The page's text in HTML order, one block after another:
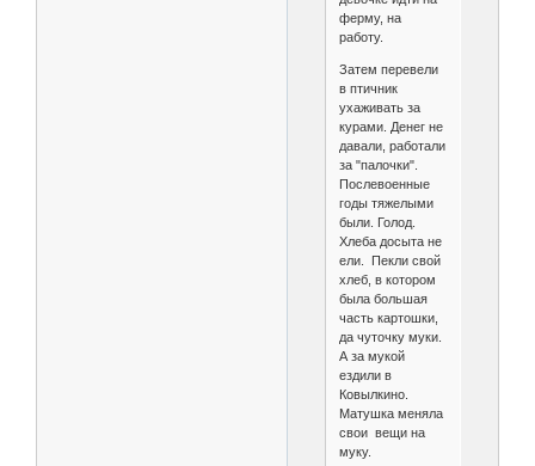
ферму, на
работу.
Затем перевели
в птичник
ухаживать за
курами. Денег не
давали, работали
за "палочки".
Послевоенные
годы тяжелыми
были. Голод.
Хлеба досыта не
ели. Пекли свой
хлеб, в котором
была большая
часть картошки,
да чуточку муки.
А за мукой
ездили в
Ковылкино.
Матушка меняла
свои вещи на
муку.